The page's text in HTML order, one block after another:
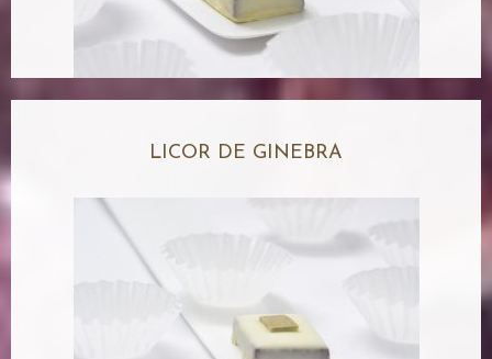
LICOR DE GINEBRA